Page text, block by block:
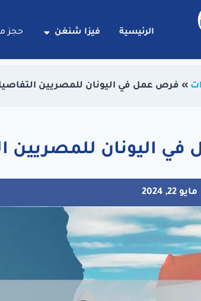
الرئيسية فيزا شنغن حجز
» فرص عمل في اليونان للمصريين
اليونان للمصريين
مايو 22, 2024